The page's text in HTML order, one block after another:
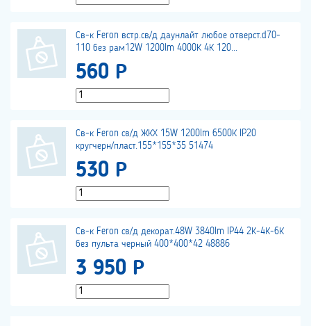
Св-к Feron встр.св/д даунлайт любое отверст.d70-
110 без рам12W 1200lm 4000К 4К 120...
560 Р
Св-к Feron св/д ЖКХ 15W 1200lm 6500К IP20
кругчерн/пласт.155*155*35 51474
530 Р
Св-к Feron св/д декорат.48W 3840lm IP44 2К-4К-6К
без пульта черный 400*400*42 48886
3 950 Р